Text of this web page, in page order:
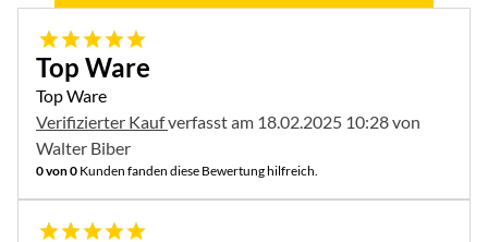
5 von 5
Top Ware
Top Ware
Verifizierter Kaufverfasst am 18.02.2025 10:28 von
Walter Biber
0 von 0 Kunden fanden diese Bewertung hilfreich.
5 von 5